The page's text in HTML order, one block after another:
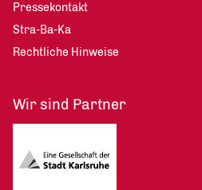
Pressekontakt
Stra-Ba-Ka
Rechtliche Hinweise
Wir sind Partner